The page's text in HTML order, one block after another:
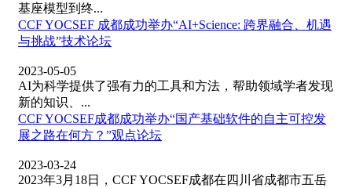
基座模型到终...
CCF YOCSEF 成都成功举办“AI+Science: 跨界融合、机遇
与挑战”技术论坛
2023-05-05
AI为科学提供了强有力的工具和方法，帮助领域学者发现
新的知识、...
CCF YOCSEF成都成功举办“国产基础软件的自主可控发
展之路在何方？”观点论坛
2023-03-24
2023年3月18日，CCF YOCSEF成都在四川省成都市五岳